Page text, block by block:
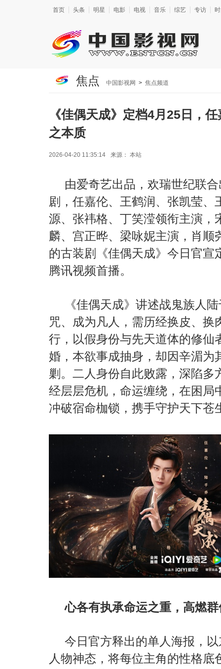
首页 头条 明星 电影 电视 音乐 综艺 专访
焦点 中国影视网 > 焦点频道
《佳偶天成》定档4月25日，
之本质
2026-04-20 11:35:14 来源： 本站
由爱奇艺出品，欢瑞世纪联
剧，任嘉伦、王鹤润、张凯莹、
源、张祎格、丁笑滢领衔主演，
麟、宫正晔、梁咏妮主演，肖顺
的古装剧《佳偶天成》今日官宣
腾讯视频首播。
《佳偶天成》讲述战鬼族人
咒、成为凡人，需历经换皮、
行，以假身份与先天道体的修仙
婚，本欲事成抽身，却因辛湄为
剿。二人身份自此败露，深陷多
经层层危机，命运缠绕，在困局
冲破宿命枷锁，携手守护天下苍
心各有执承命运之重，高燃
今日官方释出的单人海报，
人物神态，将每位主角的性格